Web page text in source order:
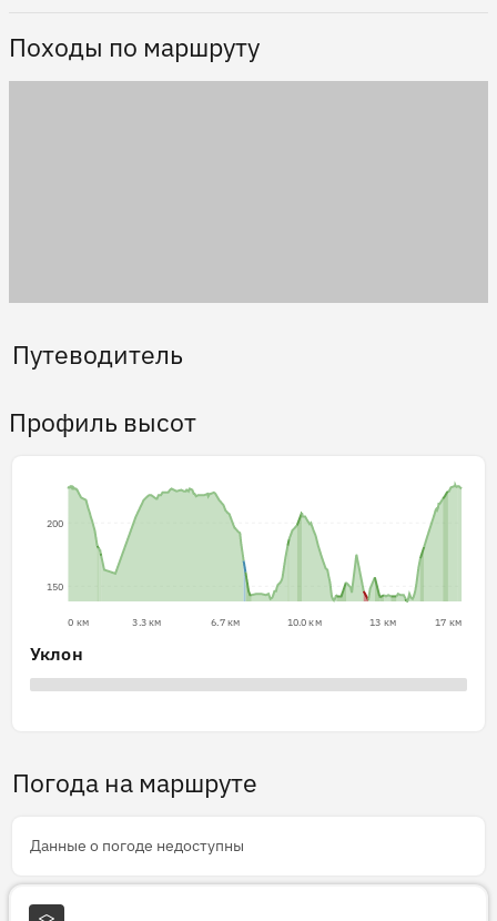
Походы по маршруту
Путеводитель
Профиль высот
150
200
0 км 3.3 км 6.7 км 10.0 км 13 км 17 км
Уклон
Погода на маршруте
Данные о погоде недоступны